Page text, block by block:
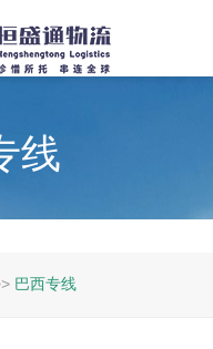
线
巴西专线